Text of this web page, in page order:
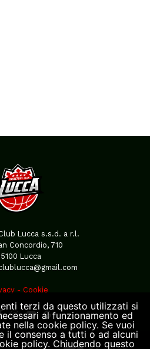
Lucca s.s.d. a r.l.
Concordio, 710
Lucca
- Cookie
terzi da questo utilizzati si
al funzionamento ed
nella cookie policy. Se vuoi
il consenso a tutti o ad alcuni
policy. Chiudendo questo